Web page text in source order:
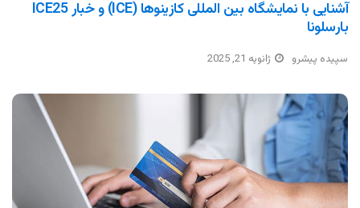
آشنایی با نمایشگاه بین المللی کازینوها (ICE) و خبار ICE25
بارسلونا
سپیده پیشرو ژانویه 21, 2025